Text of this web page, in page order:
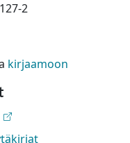
2
kirjaamoon